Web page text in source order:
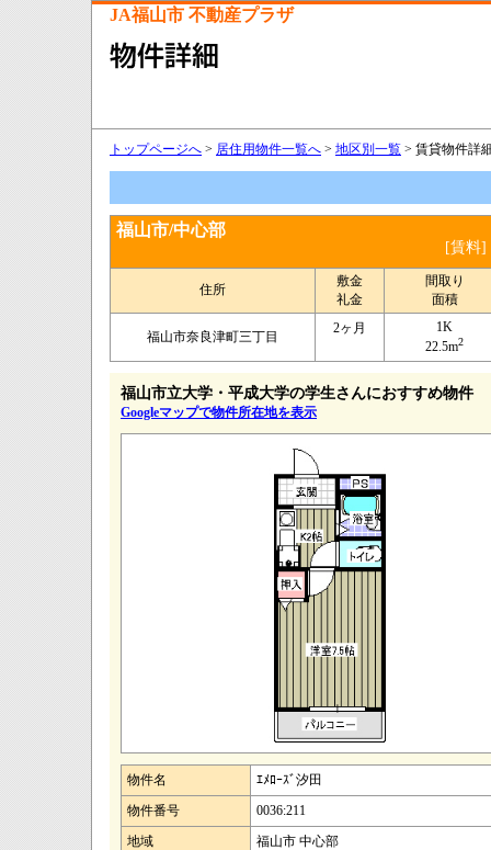
JA福山市 不動産プラザ
トップページへ > 居住用物件一覧へ > 地区別一覧 > 賃貸物件詳
福山市/中心部
[賃料]
住所
敷金
礼金
間取り
面積
福山市奈良津町三丁目
2ヶ月
1K
22.5m2
福山市立大学・平成大学の学生さんにおすすめ物件
Googleマップで物件所在地を表示
物件名
ｴﾒﾛｰｽﾞ汐田
物件番号
0036:211
地域
福山市 中心部